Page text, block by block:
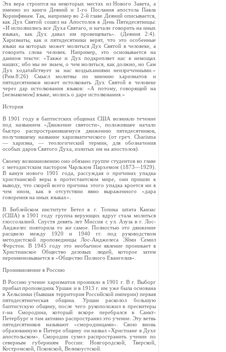
Эта вера строится на некоторых местах из Нового Завета, а
именно из книги Деяний и 1-го Послания апостола Павла
Коринфянам. Так, например во 2-й главе Деяний описывается,
как Дух Святой сошел на Апостолов в День Пятидесятницы:
«И исполнились все Духа Святаго, и начали говорить на иных
языках, как Дух давал им провещевать». (Деяния 2:4).
Харизматы, как и пятидесятники верят, что это особенные
языки на которых может молиться Дух Святой в человеке, а
говорить слова человек. Например, это основывается на
данном тексте: «Также и Дух подкрепляет нас в немощах
наших; ибо мы не знаем, о чем молиться, как должно, но Сам
Дух ходатайствует за нас воздыханиями неизреченными.»
(Рим.8:26) Смысл молитвы по мнению харизматов и
пятидесятников может истолковать Дух Святой в человеке
через дар истолкования языков: «А потому, говорящий на
[незнакомом] языке, молись о даре истолкования.»
История
В 1901 году в баптистских общинах США возникло течение
под названием «Движение святости», положившее начало
быстро распространившемуся движению пятидесятников,
получившему название харизматического (от греч. Charisma
— харизма, — теологический термин, для обозначения
особых даров Святого Духа, излитых им на апостолов).
Своему возникновению оно обязано группе студентов во главе
с методистским пастором Чарльзом Пархемом (1873—1929).
В канун нового 1901 года, рассуждая о причинах упадка
христианской веры в протестантском мире, они пришли к
выводу, что скорей всего причина этого упадка кроется ни в
чем ином, как в отсутствии явно выраженного «дара
говорения на иных языках».
В Библейском институте Бетел в г. Топика штата Канзас
(США) в 1901 году группа верующих вдруг стала молиться
глоссолалией. Спустя девять лет Миссия с ул. Азуза в г. Лос-
Анджелес повторила то же самое. Полностью это движение
расцвело между 1920 и 1940 гг. под руководством
методистской проповедницы Лос-Анджелеса Эйми Семил
Ферстон. В 1945 году это необычное явление проникает в
Христианское Общество деловых людей, которое затем
переименовывается в «Общество Полного Евангелия».
Проникновение в Россию
В Россию учение харизматов проникло в 1901 г. В г. Выборг
прибыл проповедник Уршан и в 1913 г. им уже была основана
в Хельсинки (бывшая территория Российской империи) первая
пятидесятническая община. Уршан расколол большую
баптистскую общину, после чего рукоположил в пресвитеры
г-на Смородина, который вскоре перебрался в Санкт-
Петербург и там активно распространял это учение. Эту ветвь
пятидесятников называют «смородинцами». Свою вновь
образованную в Питере общину он назвал «Христиане в Духе
апостольском». Смородин сумел распространить учение по
северным губерниям России: Новгородской, Тверской,
Костромской, Псковской, Великоустской.